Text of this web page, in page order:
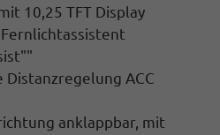
10,25 TFT Display
ACC
anklappbar, mit